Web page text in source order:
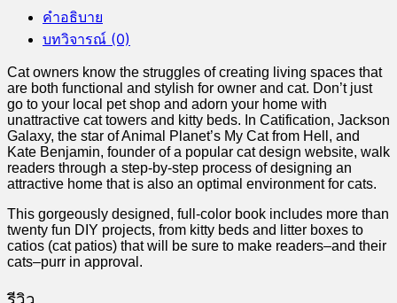
บทวิจารณ์ (0)
Cat owners know the struggles of creating living spaces that
go to your local pet shop and adorn your home with
unattractive cat towers and kitty beds. In Catification, Jackson
Galaxy, the star of Animal Planet’s My Cat from Hell, and
Kate Benjamin, founder of a popular cat design website, walk
readers through a step-by-step process of designing an
attractive home that is also an optimal environment for cats.
This gorgeously designed, full-color book includes more than
catios (cat patios) that will be sure to make readers–and their
cats–purr in approval.
รีวิว